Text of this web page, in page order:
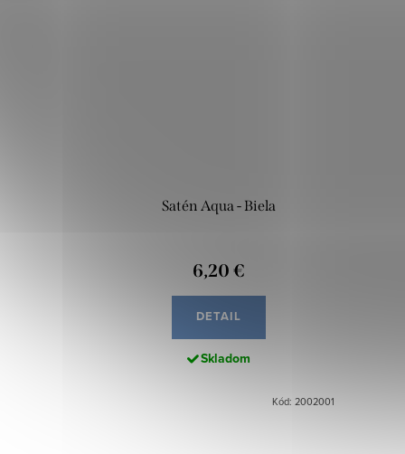
Satén Aqua - Biela
6,20 €
DETAIL
Skladom
Kód: 2002001